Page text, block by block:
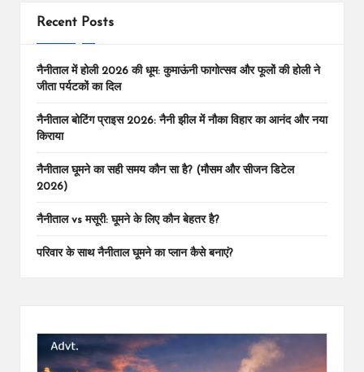
Recent Posts
नैनीताल में होली 2026 की धूम: कुमाऊंनी फागोत्सव और फूलों की होली ने
जीता पर्यटकों का दिल
नैनीताल बोटिंग प्राइस 2026: नैनी झील में नौका विहार का आनंद और नया
किराया
नैनीताल घूमने का सही समय कौन सा है? (मौसम और सीजन डिटेल
2026)
नैनीताल vs मसूरी: घूमने के लिए कौन बेहतर है?
परिवार के साथ नैनीताल घूमने का प्लान कैसे बनाएं?